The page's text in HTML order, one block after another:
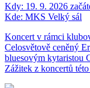
Kdy: 19. 9. 2026
Kde: MKS Velký sál
Koncert v rámci
Celosvětově ceněný
bluesovým kytaristou
Zážitek z koncertů